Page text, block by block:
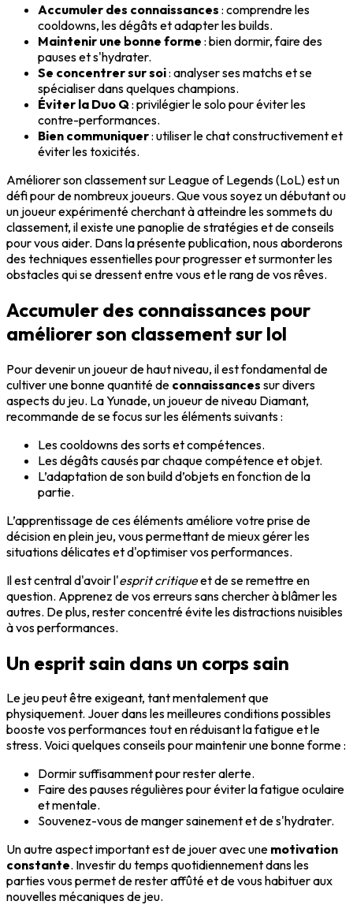
Accumuler des connaissances : comprendre les
cooldowns, les dégâts et adapter les builds.
Maintenir une bonne forme : bien dormir, faire des
pauses et s'hydrater.
Se concentrer sur soi: analyser ses matchs et se
spécialiser dans quelques champions.
Éviter la Duo Q : privilégier le solo pour éviter les
contre-performances.
Bien communiquer: utiliser le chat constructivement et
éviter les toxicités.
Améliorer son classement sur League of Legends (LoL) est un
défi pour de nombreux joueurs. Que vous soyez un débutant ou
un joueur expérimenté cherchant à atteindre les sommets du
classement, il existe une panoplie de stratégies et de conseils
pour vous aider. Dans la présente publication, nous aborderons
des techniques essentielles pour progresser et surmonter les
obstacles qui se dressent entre vous et le rang de vos rêves.
Accumuler des connaissances pour
améliorer son classement sur lol
Pour devenir un joueur de haut niveau, il est fondamental de
cultiver une bonne quantité de connaissances sur divers
aspects du jeu. La Yunade, un joueur de niveau Diamant,
recommande de se focus sur les éléments suivants :
Les cooldowns des sorts et compétences.
Les dégâts causés par chaque compétence et objet.
L’adaptation de son build d’objets en fonction de la
partie.
L’apprentissage de ces éléments améliore votre prise de
décision en plein jeu, vous permettant de mieux gérer les
situations délicates et d'optimiser vos performances.
Il est central d'avoir l'esprit critiqueet de se remettre en
question. Apprenez de vos erreurs sans chercher à blâmer les
autres. De plus, rester concentré évite les distractions nuisibles
à vos performances.
Un esprit sain dans un corps sain
Le jeu peut être exigeant, tant mentalement que
physiquement. Jouer dans les meilleures conditions possibles
booste vos performances tout en réduisant la fatigue et le
stress. Voici quelques conseils pour maintenir une bonne forme :
Dormir suffisammentpour rester alerte.
Faire des pauses régulières pour éviter la fatigue oculaire
et mentale.
Souvenez-vous de manger sainement et des'hydrater.
Un autre aspect important est de jouer avec une motivation
constante. Investir du temps quotidiennement dans les
parties vous permet de rester affûté et de vous habituer aux
nouvelles mécaniques de jeu.